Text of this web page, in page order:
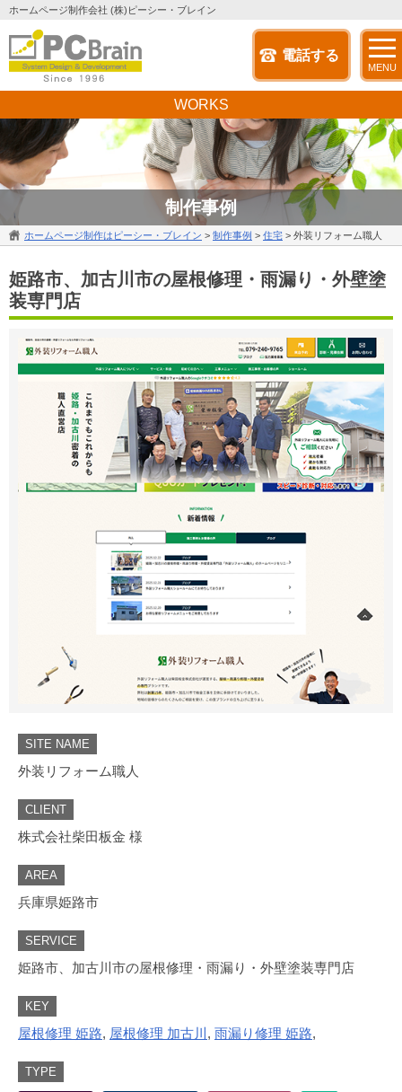
ホームページ制作会社 (株)ピーシー・ブレイン
電話する
MENU
制作事例
WORKS
ホームページ制作はピーシー・ブレイン > 制作事例 > 住宅 > 外装リフォーム職人
姫路市、加古川市の屋根修理・雨漏り・外壁塗
装専門店
SITE NAME
外装リフォーム職人
CLIENT
株式会社柴田板金 様
AREA
兵庫県姫路市
SERVICE
姫路市、加古川市の屋根修理・雨漏り・外壁塗装専門店
KEY
屋根修理 姫路, 屋根修理 加古川 , 雨漏り修理 姫路,
TYPE